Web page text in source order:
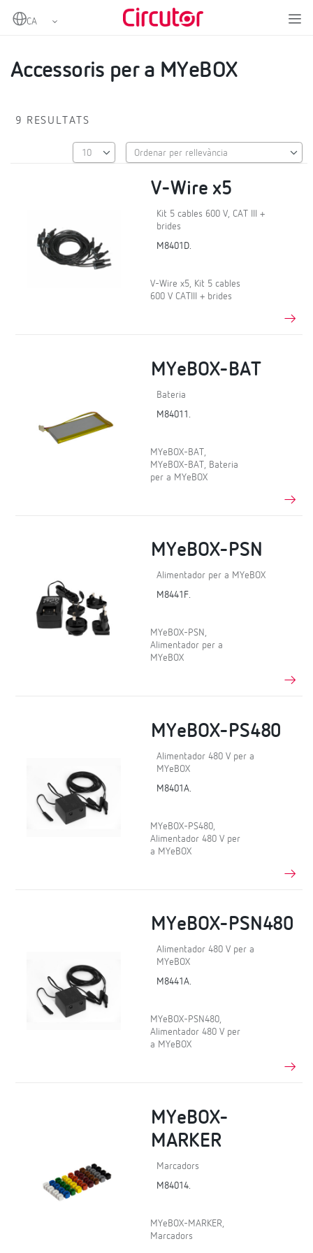
Home
Analitzadors de xarxes portàtils
Accessoris per a MYeBOX
9 RESULTATS
V-Wire x5
Kit 5 cables 600 V, CAT III +
brides
M8401D.
V-Wire x5, Kit 5 cables
600 V CATIII + brides
MYeBOX-BAT
Bateria
M84011.
MYeBOX-BAT,
MYeBOX-BAT, Bateria
per a MYeBOX
MYeBOX-PSN
Alimentador per a MYeBOX
M8441F.
MYeBOX-PSN,
Alimentador per a
MYeBOX
MYeBOX-PS480
Alimentador 480 V per a
MYeBOX
M8401A.
MYeBOX-PS480,
Alimentador 480 V per
a MYeBOX
MYeBOX-PSN480
Alimentador 480 V per a
MYeBOX
M8441A.
MYeBOX-PSN480,
Alimentador 480 V per
a MYeBOX
MYeBOX-
MARKER
Marcadors
M84014.
MYeBOX-MARKER,
Marcadors